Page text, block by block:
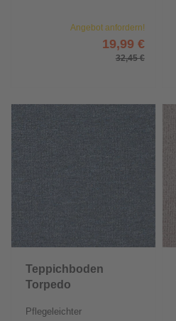
Angebot anfordern!
19,99 €
32,45 €
Teppichboden
Torpedo
Pflegeleichter